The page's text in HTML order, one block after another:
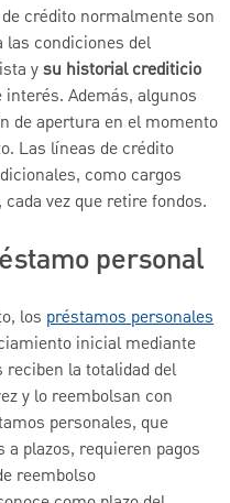
crédito normalmente son
las condiciones del
ysu historial crediticio
Además, algunos
de apertura en el momento
Las líneas de crédito
como cargos
vez que retire fondos.
personal
los préstamos personales
inicial mediante
la totalidad del
y lo reembolsan con
personales, que
plazos, requieren pagos
reembolso